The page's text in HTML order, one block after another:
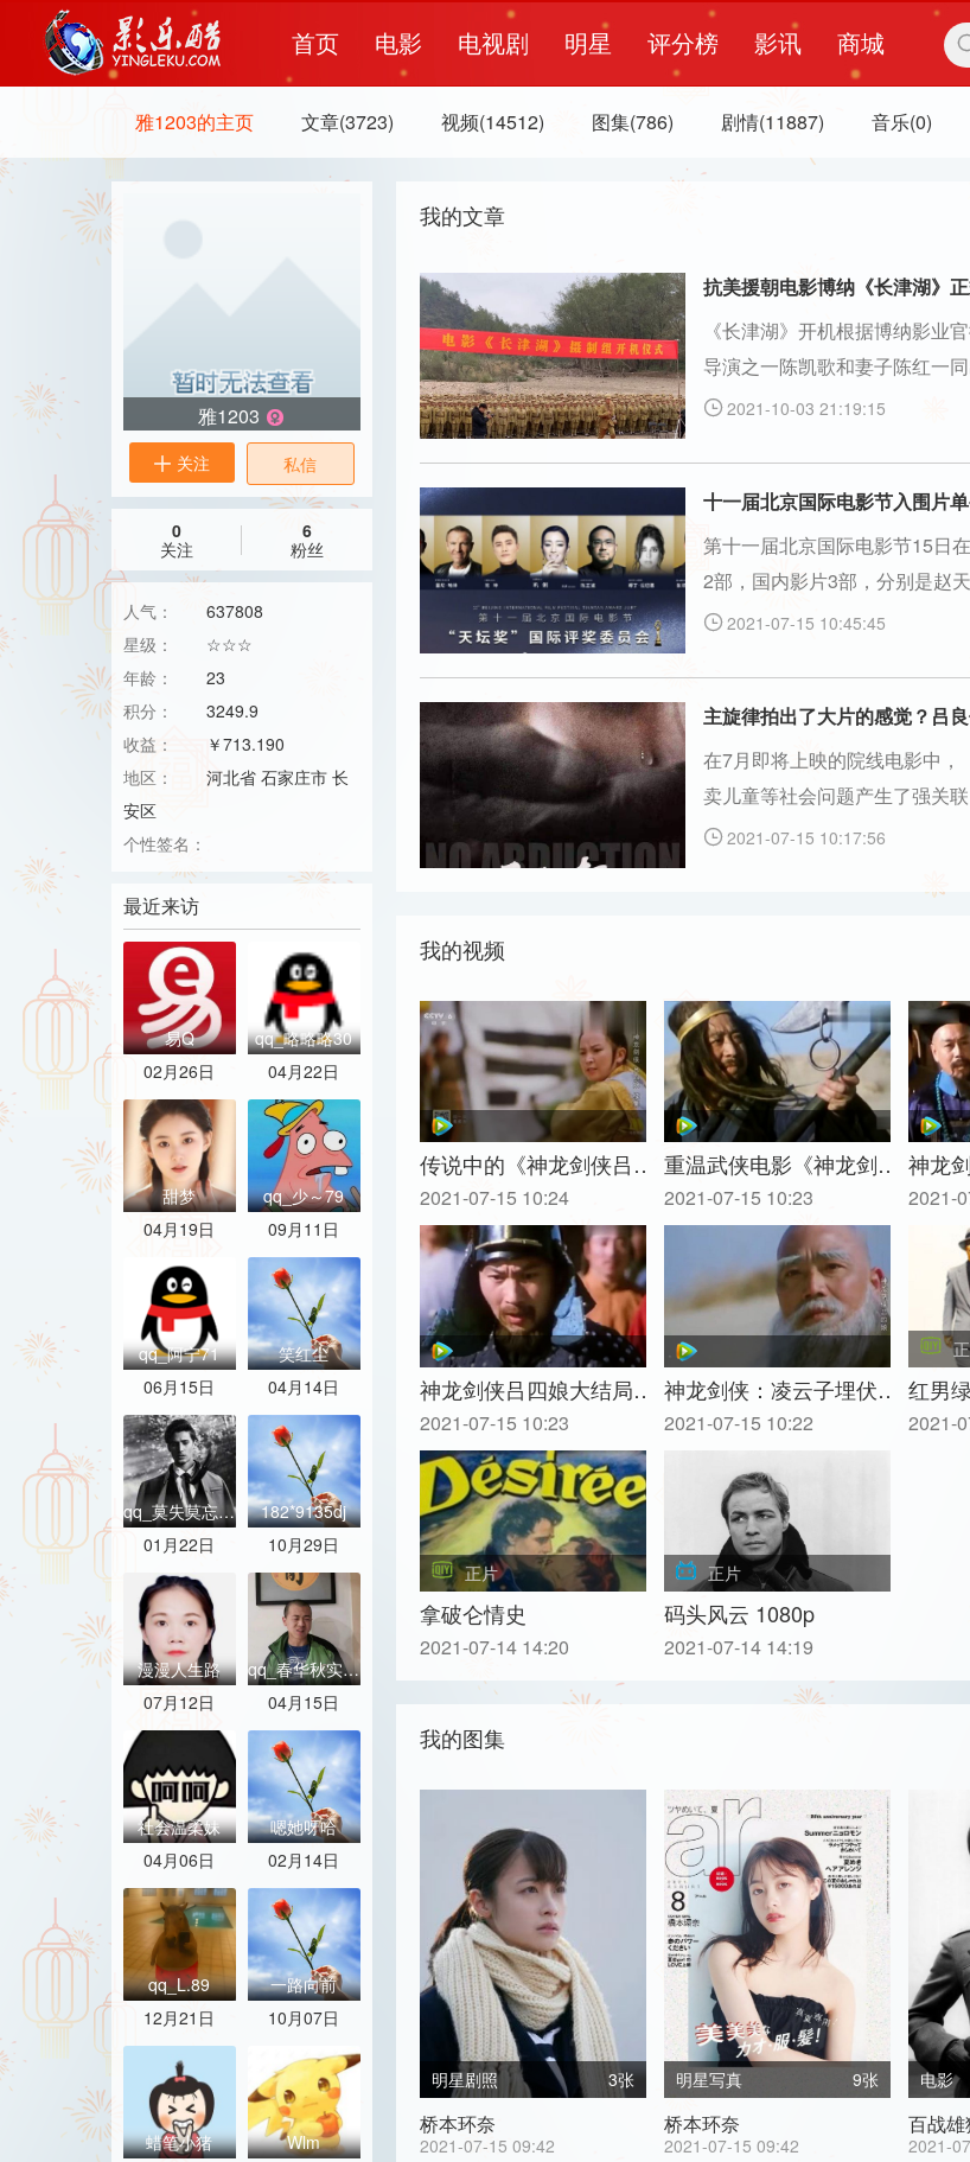
首页 电影 电视剧 明星 评分榜 影讯 商城
雅1203的主页 文章(3723) 视频(14512) 图集(786) 剧情(11887) 音乐(0)
雅1203 
 关注 私信
0
关注
6
粉丝
人气：
637808
星级：
☆☆☆
年龄：
23
积分：
3249.9
收益：
￥713.190
地区：
河北省 石家庄市 长
安区
个性签名：
最近来访
易Q
02月26日
qq_略略略30
04月22日
甜梦
04月19日
qq_少～79
09月11日
qq_阿宁71
06月15日
笑红尘
04月14日
qq_莫失莫忘67
01月22日
182*9135dj
10月29日
漫漫人生路
07月12日
qq_春华秋实20
04月15日
社会温柔妹
04月06日
嗯她呀哈
02月14日
qq_L.89
12月21日
一路向前
10月07日
蜡笔小猪
Wlm
我的文章
抗美援朝电影博纳《长津湖》
《长津湖》开机根据博纳影业
导演之一陈凯歌和妻子陈红一
人及总制片人，黄建新任总监
 2021-10-03 21:19:15
十一届北京国际电影节入围片
第十一届北京国际电影节15日
2部，国内影片3部，分别是赵
将会离开你》、刘智海执导《
 2021-07-15 10:45:45
主旋律拍出了大片的感觉？吕
在7月即将上映的院线电影中
卖儿童等社会问题产生了强关
注。其实拐卖儿童问题涉及到
 2021-07-15 10:17:56
我的视频
传说中的《神龙剑侠吕…
2021-07-15 10:24
重温武侠电影《神龙剑…
2021-07-15 10:23
神龙
2021-
神龙剑侠吕四娘大结局…
2021-07-15 10:23
神龙剑侠：凌云子埋伏…
2021-07-15 10:22
红男
2021-
正片
拿破仑情史
2021-07-14 14:20
正片
码头风云 1080p
2021-07-14 14:19
我的图集
明星剧照 3张
桥本环奈
2021-07-15 09:42
明星写真 9张
桥本环奈
2021-07-15 09:42
电影
百战雄
2021-